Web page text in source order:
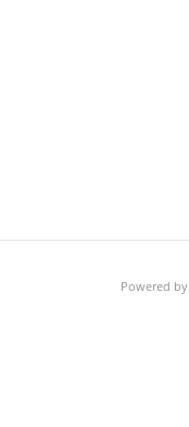
Powered by